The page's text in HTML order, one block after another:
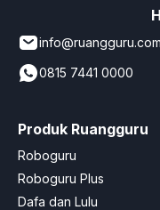
info@ruangguru.com
0815 7441 0000
Produk Ruangguru
Roboguru
Roboguru Plus
Dafa dan Lulu